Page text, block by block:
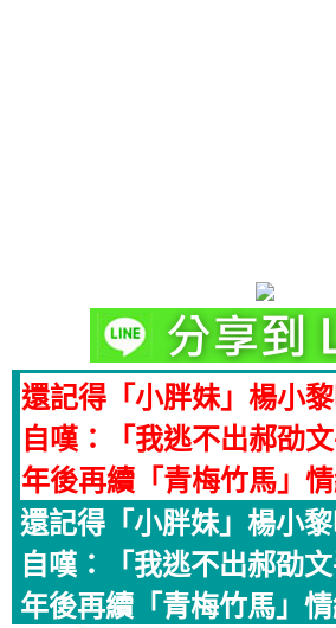
還記得「小胖妹」楊小
自嘆：「我逃不出郝劭
年後再續「青梅竹馬」情
還記得「小胖妹」楊小
自嘆：「我逃不出郝劭
年後再續「青梅竹馬」情